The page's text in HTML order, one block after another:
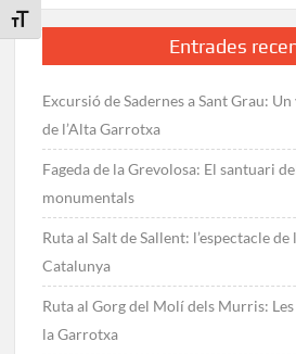
Toggle Font sizeCecília
Entrades
Excursió de Sadernes a Sant Grau:
de l’Alta Garrotxa
Fageda de la Grevolosa: El santuari
monumentals
Ruta al Salt de Sallent: l’espectacle
Catalunya
Ruta al Gorg del Molí dels Murris:
la Garrotxa